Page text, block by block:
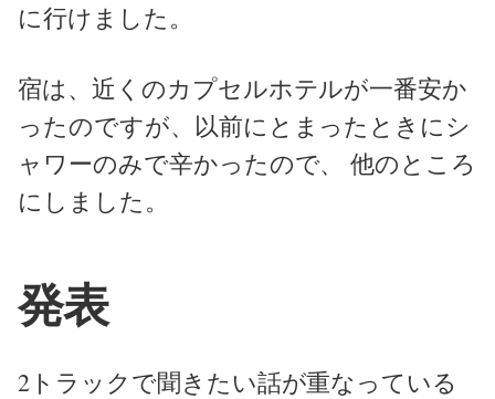
に行けました。
宿は、近くのカプセルホテルが一番安か
ったのですが、以前にとまったときにシ
ャワーのみで辛かったので、 他のところ
にしました。
発表
2トラックで聞きたい話が重なっている